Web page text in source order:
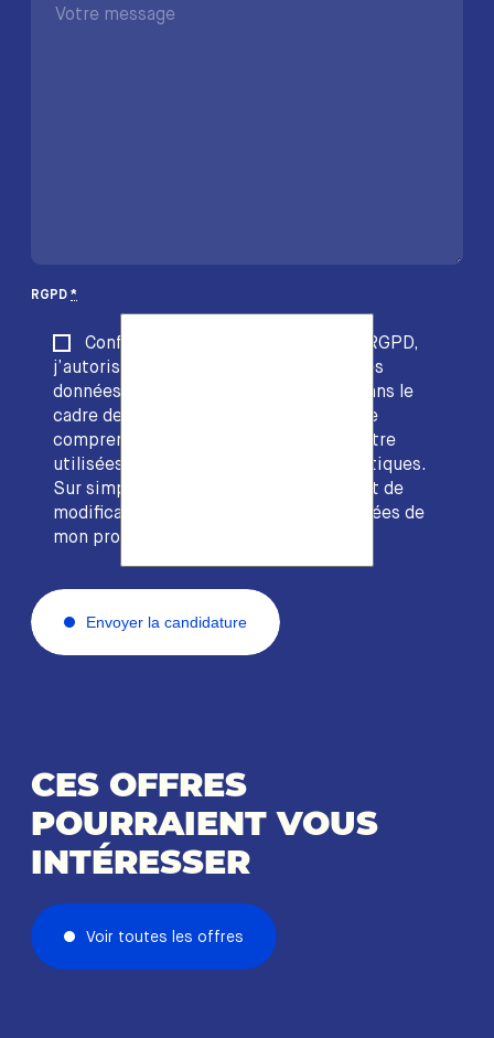
RGPD *
Conformément à l’article 4(11) du RGPD,
j’autorise la société EDACS à stocker les
données collectées via ce formulaire dans le
cadre de la fourniture de son service. Je
comprends que ces données peuvent être
utilisées dans vos traitements informatiques.
Sur simple demande, je dispose du droit de
modification et d’effacement des données de
mon profil.
Envoyer la candidature
CES OFFRES
POURRAIENT VOUS
INTÉRESSER
Voir toutes les offres